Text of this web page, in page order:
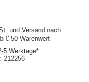
und Versand nach
€ 50 Warenwert
5 Werktage*
212256